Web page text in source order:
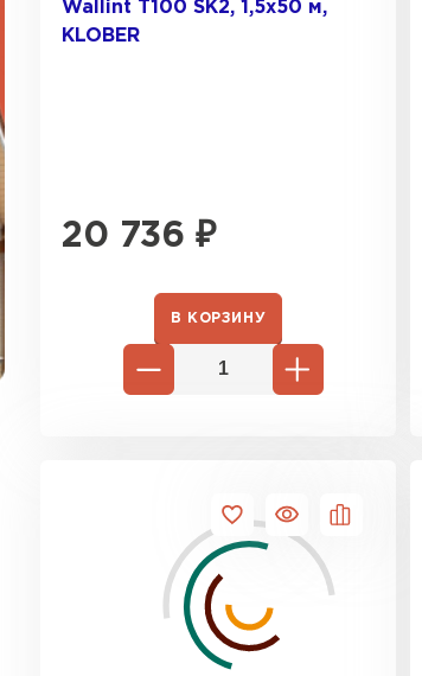
Wallint T100 SK2, 1,5x50 м,
KLOBER
20 736 ₽
В КОРЗИНУ